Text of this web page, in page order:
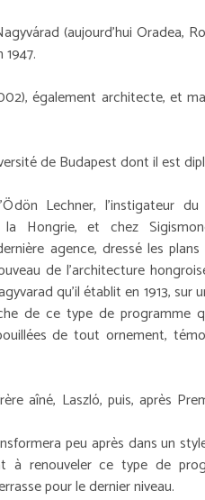
(aujourd'hui Oradea,
également architecte, et
de Budapest dont il est
Lechner, l'instigateur du
Hongrie, et chez
agence, dressé les plans
de l'architecture
qu'il établit en 1913, sur
de ce type de programme
de tout ornement,
aîné, Laszló, puis, après
peu après dans un
à renouveler ce type de
pour le dernier niveau.